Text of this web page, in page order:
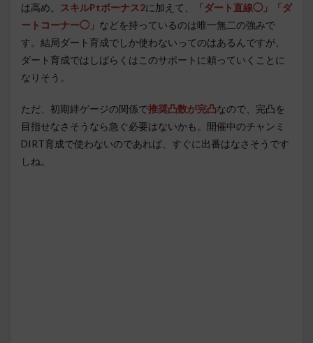
は高め。
スキルPtボーナス2に加えて、
「ダート直線◯」「ダ
ートコーナー◯」 などを持っているのは唯一無二の強みで
す。結局ダート育成でしか使わないってのはあるんですが、
ダート育成ではしばらくはこのサポートに頼っていくことに
なりそう。
ただ、初期絆ゲージの関係で推奨凸数が完凸なので、完凸を
目指せなさそうなら急ぐ必要はないかも。開催中のチャンミ
DIRT育成で使わないのであれば、すぐに出番はなさそうです
しね。